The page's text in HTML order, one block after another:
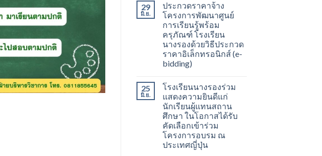
29
มิ.ย.
ประกวดราคาจ้าง
โครงการพัฒนาศูนย์
การเรียนรู้พร้อม
ครุภัณฑ์ โรงเรียน
นางรองด้วยวิธีประกวด
ราคาอิเล็กทรอนิกส์ (e-
bidding)
25
มิ.ย.
โรงเรียนนางรองร่วม
แสดงความยินดีแก่
นักเรียนผู้แทนสถาน
ศึกษา ในโอกาสได้รับ
คัดเลือกเข้าร่วม
โครงการอบรม ณ
ประเทศญี่ปุ่น